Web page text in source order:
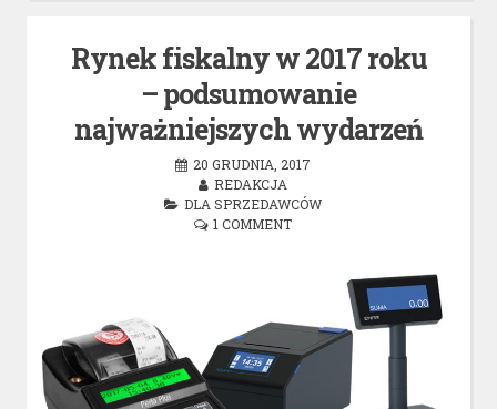
Rynek fiskalny w 2017 roku
– podsumowanie
najważniejszych wydarzeń
20 GRUDNIA, 2017
REDAKCJA
DLA SPRZEDAWCÓW
1 COMMENT